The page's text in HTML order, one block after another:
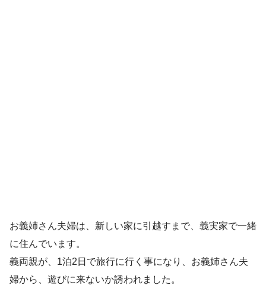
お義姉さん夫婦は、新しい家に引越すまで、義実家で一緒
に住んでいます。
義両親が、1泊2日で旅行に行く事になり、お義姉さん夫
婦から、遊びに来ないか誘われました。